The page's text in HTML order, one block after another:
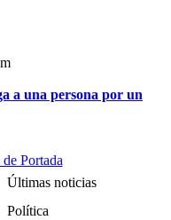
a una persona por un
Portada
Últimas noticias
Política